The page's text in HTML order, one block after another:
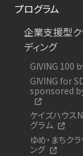
プログラム
企業支援型ク
ディング
GIVING 100
GIVING for
sponsored
ケイズハウス
グラム
ゆめ・まちク
ング